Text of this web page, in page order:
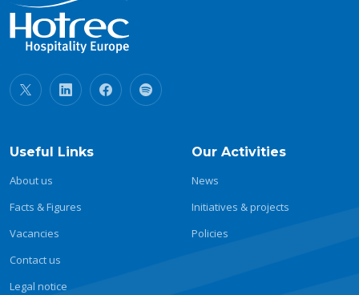
Useful Links
About us
Facts & Figures
Vacancies
Contact us
Legal notice
Our Activities
News
Initiatives & projects
Policies